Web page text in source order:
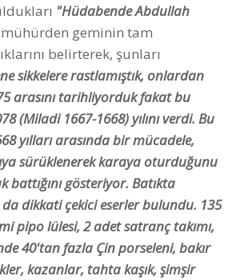
"Hüdabende Abdullah
geminin tam
belirterek, şunları
sikkelere rastlamıştık, onlardan
arasını tarihliyorduk fakat bu
(Miladi 1667-1668) yılını verdi. Bu
yılları arasında bir mücadele,
sürüklenerek karaya oturduğunu
gösteriyor. Batıkta
dikkati çekici eserler bulundu. 135
pipo lülesi, 2 adet satranç takımı,
40'tan fazla Çin porseleni, bakır
kazanlar, tahta kaşık, şimşir